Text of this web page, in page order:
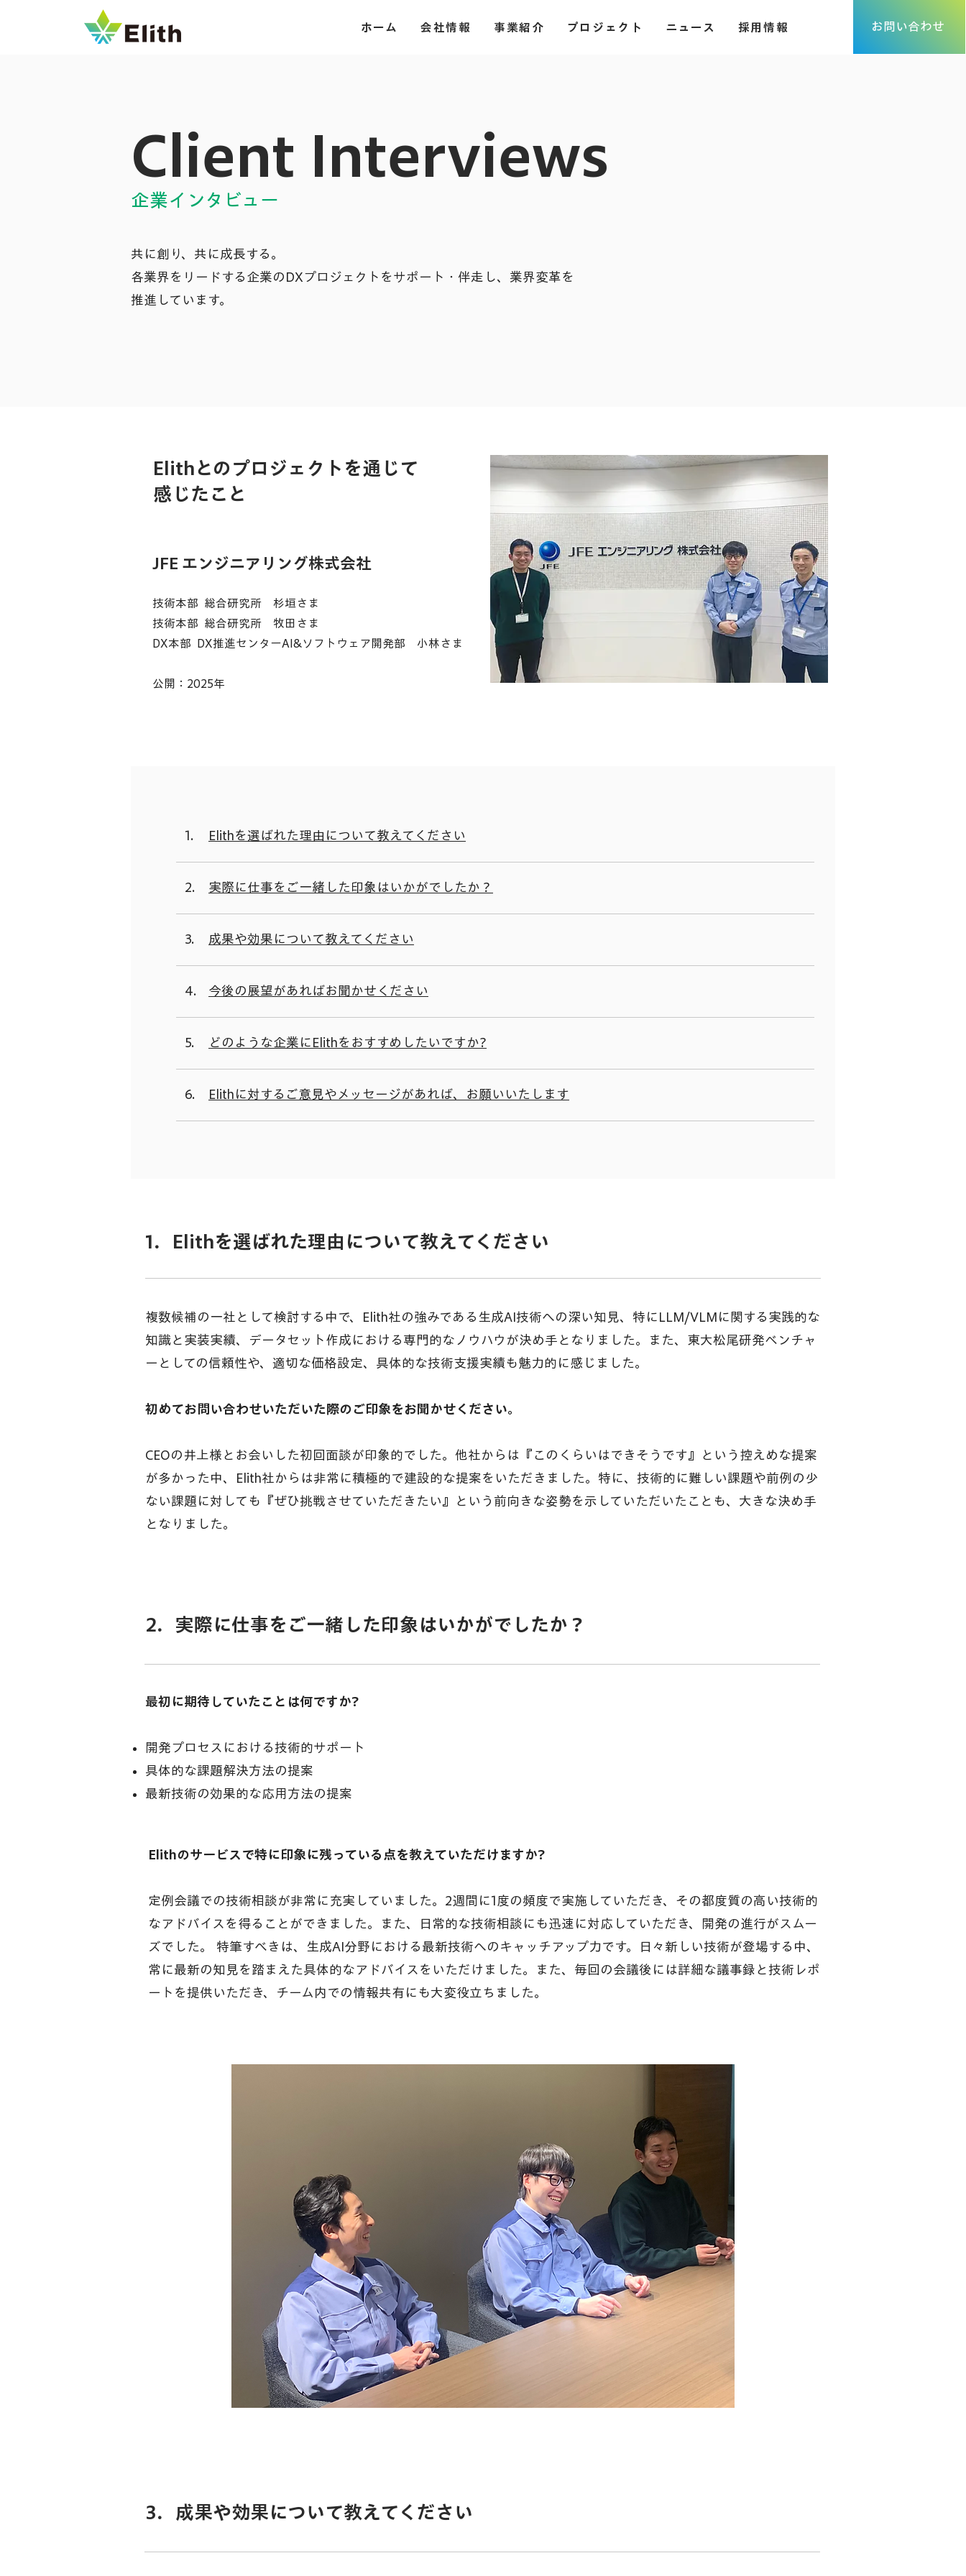
ホーム 会社情報 事業紹介 プロジェクト ニュース 採用情報 お問い合わせ
Client Interviews
企業インタビュー
共に創り、共に成長する。
各業界をリードする企業のDXプロジェクトをサポート・伴走し、業界変革を
推進しています。
Elithとのプロジェクトを通じて
感じたこと
JFE エンジニアリング株式会社 ​
​技術本部 総合研究所 杉垣さま
技術本部 総合研究所 牧田さま
DX本部 DX推進センターAI&ソフトウェア開発部 小林さま
公開：2025年
1. Elithを選ばれた理由について教えてください
2. 実際に仕事をご一緒した印象はいかがでしたか？
3. 成果や効果について教えてください
4. 今後の展望があればお聞かせください
5. どのような企業にElithをおすすめしたいですか?
6. Elithに対するご意見やメッセージがあれば、お願いいたします
1．Elithを選ばれた理由について教えてください
複数候補の一社として検討する中で、Elith社の強みである生成AI技術への深い知見、特にLLM/VLMに関する実践的な
知識と実装実績、データセット作成における専門的なノウハウが決め手となりました。また、東大松尾研発ベンチャ
ーとしての信頼性や、適切な価格設定、具体的な技術支援実績も魅力的に感じました。 ​
初めてお問い合わせいただいた際のご印象をお聞かせください。
CEOの井上様とお会いした初回面談が印象的でした。他社からは『このくらいはできそうです』という控えめな提案
が多かった中、Elith社からは非常に積極的で建設的な提案をいただきました。特に、技術的に難しい課題や前例の少
ない課題に対しても『ぜひ挑戦させていただきたい』という前向きな姿勢を示していただいたことも、大きな決め手
となりました。
2．実際に仕事をご一緒した印象はいかがでしたか？
最初に期待していたことは何ですか?
開発プロセスにおける技術的サポート
具体的な課題解決方法の提案
最新技術の効果的な応用方法の提案
Elithのサービスで特に印象に残っている点を教えていただけますか?
​定例会議での技術相談が非常に充実していました。2週間に1度の頻度で実施していただき、その都度質の高い技術的
なアドバイスを得ることができました。また、日常的な技術相談にも迅速に対応していただき、開発の進行がスムー
ズでした。 特筆すべきは、生成AI分野における最新技術へのキャッチアップ力です。日々新しい技術が登場する中、
常に最新の知見を踏まえた具体的なアドバイスをいただけました。また、毎回の会議後には詳細な議事録と技術レポ
ートを提供いただき、チーム内での情報共有にも大変役立ちました。
3．成果や効果について教えてください